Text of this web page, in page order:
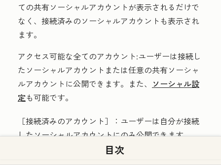
ての共有ソーシャルアカウントが表示されるだけで
なく、接続済みのソーシャルアカウントも表示され
ます。
アクセス可能な全てのアカウント:ユーザーは接続し
たソーシャルアカウントまたは任意の共有ソーシャ
ルアカウントに公開できます。また、 ソーシャル設
定も可能です。
［接続済みのアカウント］： ユーザーは自分が接続
したソーシャルアカウントにのみ公開できます。
Marketing HubEnterprise
目次